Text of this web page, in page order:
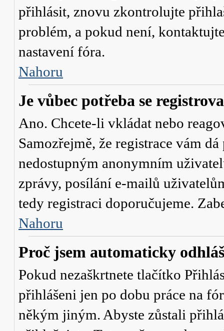
přihlásit, znovu zkontrolujte
problém, a pokud není,
nastavení fóra.
Nahoru
Je vůbec potřeba se
Ano. Chcete-li vkládat nebo
Samozřejmě, že registrace vám
nedostupným anonymním
zprávy, posílání e-mailů
tedy registraci doporučujeme.
Nahoru
Proč jsem automaticky
Pokud nezaškrtnete tlačítko
přihlášeni jen po dobu práce na
někým jiným. Abyste zůstali